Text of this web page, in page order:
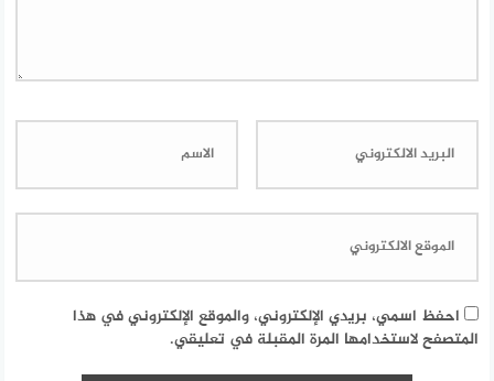
احفظ اسمي، بريدي الإلكتروني، والموقع الإلكتروني في هذا
المتصفح لاستخدامها المرة المقبلة في تعليقي.